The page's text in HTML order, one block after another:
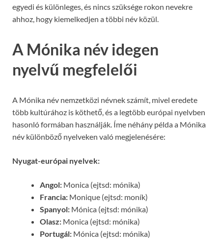
egyedi és különleges, és nincs szüksége rokon nevekre
ahhoz, hogy kiemelkedjen a többi név közül.
A Mónika név idegen
nyelvű megfelelői
A Mónika név nemzetközi névnek számít, mivel eredete
több kultúrához is köthető, és a legtöbb európai nyelvben
hasonló formában használják. Íme néhány példa a Mónika
név különböző nyelveken való megjelenésére:
Nyugat-európai nyelvek:
Angol: Monica (ejtsd: mónika)
Francia: Monique (ejtsd: moník)
Spanyol: Mónica (ejtsd: mónika)
Olasz: Monica (ejtsd: mónika)
Portugál: Mónica (ejtsd: mónika)